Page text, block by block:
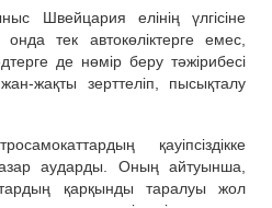
Швейцария елінің үлгісіне
тек автокөліктерге емес,
де нөмір беру тәжірибесі
жақты зерттеліп, пысықталу
қауіпсіздікке
аударды. Оның айтуынша,
қарқынды таралуы жол